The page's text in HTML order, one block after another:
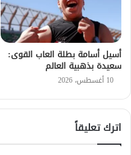
أسيل أسامة بطلة العاب القوى:
سعيدة بذهبية العالم
10 أغسطس، 2026
اترك تعليقاً